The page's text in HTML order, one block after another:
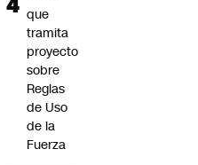
que
tramita
proyecto
sobre
Reglas
de Uso
de la
Fuerza